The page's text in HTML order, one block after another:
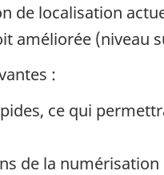
de localisation
améliorée (niveau
:
ce qui
de la